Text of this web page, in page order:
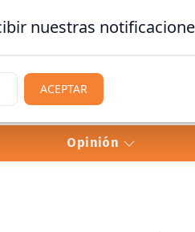
Opinión
nuestras
ACEPTAR